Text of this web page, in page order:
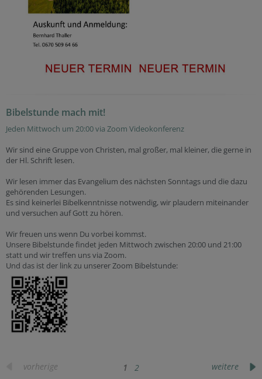
Bibelstunde mach mit!
Jeden Mittwoch um 20:00 via Zoom Videokonferenz
Wir sind eine Gruppe von Christen, mal großer, mal kleiner, die gerne in
der Hl. Schrift lesen.
Wir lesen immer das Evangelium des nächsten Sonntags und die dazu
gehörenden Lesungen.
Es sind keinerlei Bibelkenntnisse notwendig, wir plaudern miteinander
und versuchen auf Gott zu hören.
Wir freuen uns wenn Du vorbei kommst.
Unsere Bibelstunde findet jeden Mittwoch zwischen 20:00 und 21:00
statt und wir treffen uns via Zoom.
Und das ist der link zu unserer Zoom Bibelstunde:
vorherige 1 2 weitere